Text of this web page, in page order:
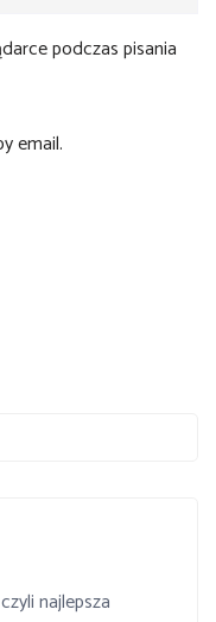
podczas pisania
email.
najlepsza